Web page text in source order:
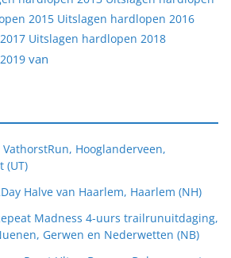
2015 Uitslagen hardlopen 2016
Uitslagen hardlopen 2018
van
Hooglanderveen,
(UT)
Halve van Haarlem, Haarlem (NH)
Madness 4-uurs trailrunuitdaging,
Gerwen en Nederwetten (NB)